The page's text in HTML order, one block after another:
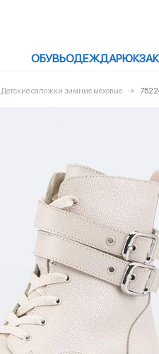
ОБУВЬОДЕЖДА
Детские сапожки зимние меховые